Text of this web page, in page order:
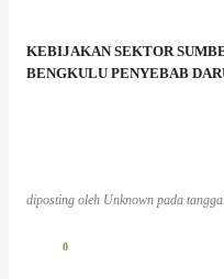
KEBIJAKAN SEKTOR
BENGKULU PENYEBAB
diposting oleh Unknown pada
0